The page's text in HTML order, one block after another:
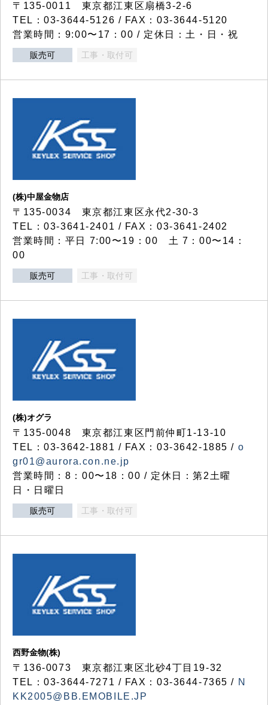
〒135-0011 東京都江東区扇橋3-2-6
TEL：03-3644-5126 / FAX：03-3644-5120
営業時間：9:00〜17：00 / 定休日：土・日・祝
販売可 工事・取付可
(株)中屋金物店
〒135-0034 東京都江東区永代2-30-3
TEL：03-3641-2401 / FAX：03-3641-2402
営業時間：平日 7:00〜19：00 土 7：00〜14：
00
販売可 工事・取付可
(株)オグラ
〒135-0048 東京都江東区門前仲町1-13-10
TEL：03-3642-1881 / FAX：03-3642-1885 / o
gr01@aurora.con.ne.jp
営業時間：8：00〜18：00 / 定休日：第2土曜
日・日曜日
販売可 工事・取付可
西野金物(株)
〒136-0073 東京都江東区北砂4丁目19-32
TEL：03‐3644‐7271 / FAX：03-3644-7365 / N
KK2005@BB.EMOBILE.JP